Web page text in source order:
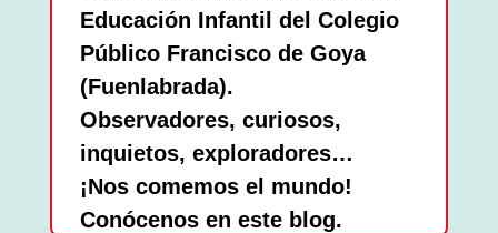
Educación Infantil del Colegio
Público Francisco de Goya
(Fuenlabrada).
Observadores, curiosos,
inquietos, exploradores…
¡Nos comemos el mundo!
Conócenos en este blog.